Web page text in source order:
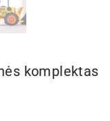
komplektas